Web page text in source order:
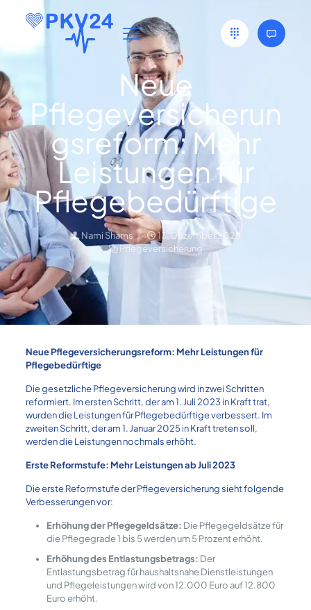
Neue
Pflegeversicherun
gsreform: Mehr
Leistungen für
Pflegebedürftige
Nami Shams
13. Dezember 2023
Pflegeversicherung
Neue Pflegeversicherungsreform: Mehr Leistungen für
Pflegebedürftige
Die gesetzliche Pflegeversicherung wird in zwei Schritten
reformiert. Im ersten Schritt, der am 1. Juli 2023 in Kraft trat,
wurden die Leistungen für Pflegebedürftige verbessert. Im
zweiten Schritt, der am 1. Januar 2025 in Kraft treten soll,
werden die Leistungen nochmals erhöht.
Erste Reformstufe: Mehr Leistungen ab Juli 2023
Die erste Reformstufe der Pflegeversicherung sieht folgende
Verbesserungen vor:
Erhöhung der Pflegegeldsätze: Die Pflegegeldsätze für
die Pflegegrade 1 bis 5 werden um 5 Prozent erhöht.
Erhöhung des Entlastungsbetrags: Der
Entlastungsbetrag für haushaltsnahe Dienstleistungen
und Pflegeleistungen wird von 12.000 Euro auf 12.800
Euro erhöht.